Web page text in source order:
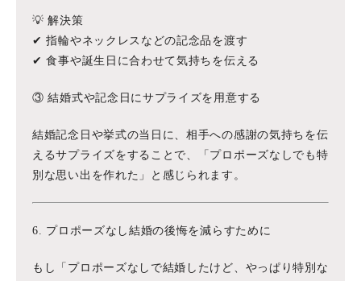
💡 解決策
✔ 指輪やネックレスなどの記念品を渡す
✔ 食事や誕生日に合わせて気持ちを伝える
③ 結婚式や記念日にサプライズを用意する
結婚記念日や挙式の当日に、相手への感謝の気持ちを伝
えるサプライズをすることで、「プロポーズなしでも特
別な思い出を作れた」と感じられます。
6. プロポーズなし結婚の後悔を減らすために
もし「プロポーズなしで結婚したけど、やっぱり特別な